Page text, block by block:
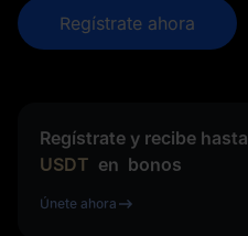
Regístrate ahora
Regístrate y recibe hasta
USDT en bonos
Únete ahora